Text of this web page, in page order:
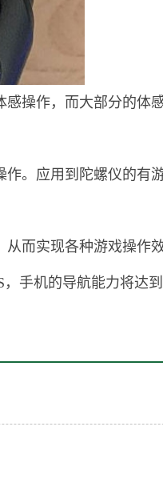
操作，而大部分的体
。应用到陀螺仪的有
从而实现各种游戏操作
手机的导航能力将达